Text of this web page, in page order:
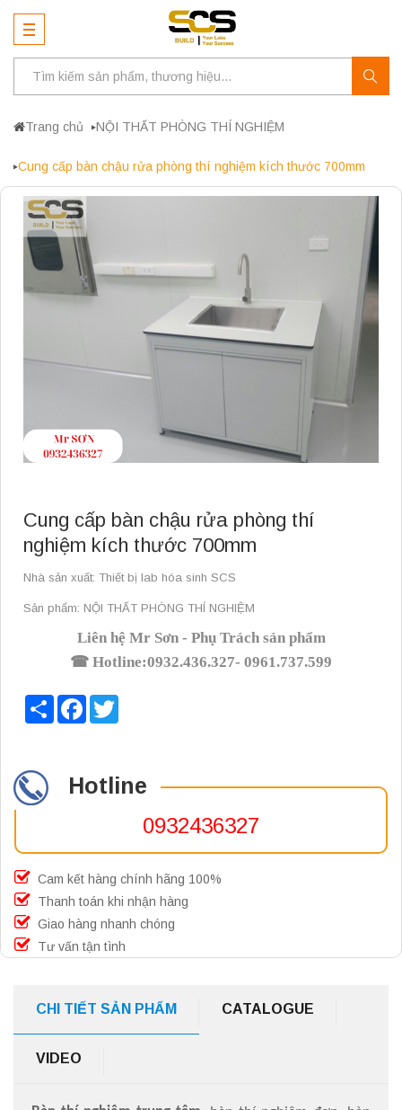
Trang chủ NỘI THẤT PHÒNG THÍ NGHIỆM
Cung cấp bàn chậu rửa phòng thí nghiệm kích thước 700mm
Cung cấp bàn chậu rửa phòng thí
nghiệm kích thước 700mm
Nhà sản xuất: Thiết bị lab hóa sinh SCS
Sản phẩm: NỘI THẤT PHÒNG THÍ NGHIỆM
Liên hệ Mr Sơn- Phụ Trách sản phẩm
☎ Hotline:0932.436.327- 0961.737.599
Share Facebook
Hotline
0932436327
Cam kết hàng chính hãng 100%
Thanh toán khi nhận hàng
Giao hàng nhanh chóng
Tư vấn tận tình
CHI TIẾT SẢN PHẨM CATALOGUE
VIDEO